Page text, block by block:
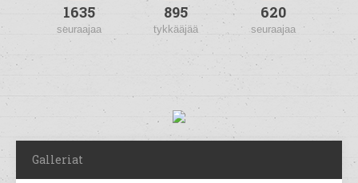
1635
seuraajaa
895
tykkääjää
620
seuraajaa
Galleriat